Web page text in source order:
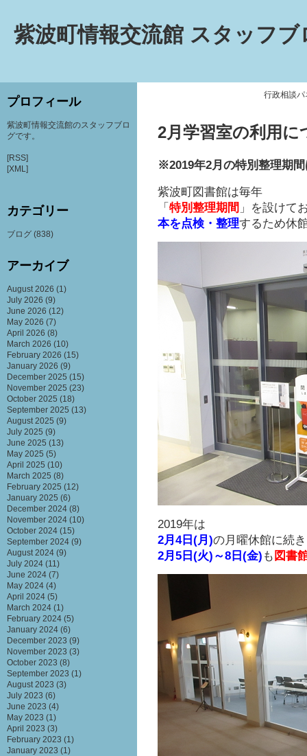
紫波町情報交流館 スタッフブ
行政相談パ
2月学習室の利用に
※2019年2月の特別整理期
紫波町図書館は毎年
「特別整理期間 」を設けて
本を点検・整理するため休
2019年は
2月4日(月)の月曜休館に続き
2月5日(火)～8日(金) も 図書
プロフィール
紫波町情報交流館のスタッフブロ
グです。
[RSS]
[XML]
カテゴリー
ブログ (838)
アーカイブ
August 2026 (1)
July 2026 (9)
June 2026 (12)
May 2026 (7)
April 2026 (8)
March 2026 (10)
February 2026 (15)
January 2026 (9)
December 2025 (15)
November 2025 (23)
October 2025 (18)
September 2025 (13)
August 2025 (9)
July 2025 (9)
June 2025 (13)
May 2025 (5)
April 2025 (10)
March 2025 (8)
February 2025 (12)
January 2025 (6)
December 2024 (8)
November 2024 (10)
October 2024 (15)
September 2024 (9)
August 2024 (9)
July 2024 (11)
June 2024 (7)
May 2024 (4)
April 2024 (5)
March 2024 (1)
February 2024 (5)
January 2024 (6)
December 2023 (9)
November 2023 (3)
October 2023 (8)
September 2023 (1)
August 2023 (3)
July 2023 (6)
June 2023 (4)
May 2023 (1)
April 2023 (3)
February 2023 (1)
January 2023 (1)